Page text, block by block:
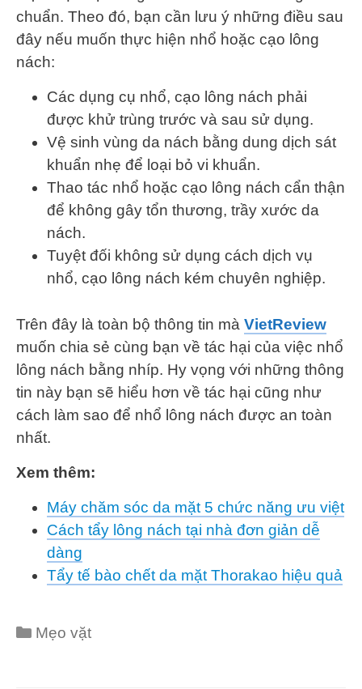
chuẩn. Theo đó, bạn cần lưu ý những điều sau
đây nếu muốn thực hiện nhổ hoặc cạo lông
nách:
Các dụng cụ nhổ, cạo lông nách phải
được khử trùng trước và sau sử dụng.
Vệ sinh vùng da nách bằng dung dịch sát
khuẩn nhẹ để loại bỏ vi khuẩn.
Thao tác nhổ hoặc cạo lông nách cẩn thận
để không gây tổn thương, trầy xước da
nách.
Tuyệt đối không sử dụng cách dịch vụ
nhổ, cạo lông nách kém chuyên nghiệp.
Trên đây là toàn bộ thông tin mà VietReview
muốn chia sẻ cùng bạn về tác hại của việc nhổ
lông nách bằng nhíp. Hy vọng với những thông
tin này bạn sẽ hiểu hơn về tác hại cũng như
cách làm sao để nhổ lông nách được an toàn
nhất.
Xem thêm:
Máy chăm sóc da mặt 5 chức năng ưu việt
Cách tẩy lông nách tại nhà đơn giản dễ
dàng
Tẩy tế bào chết da mặt Thorakao hiệu quả
Categories
Mẹo vặt